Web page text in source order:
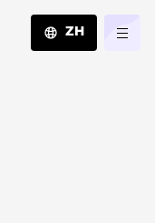
ZH